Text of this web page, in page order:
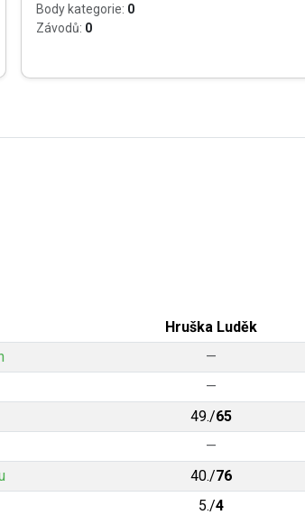
Body kategorie: 0
Závodů: 0
Hruška Luděk
—
—
49./65
—
40./76
5./4